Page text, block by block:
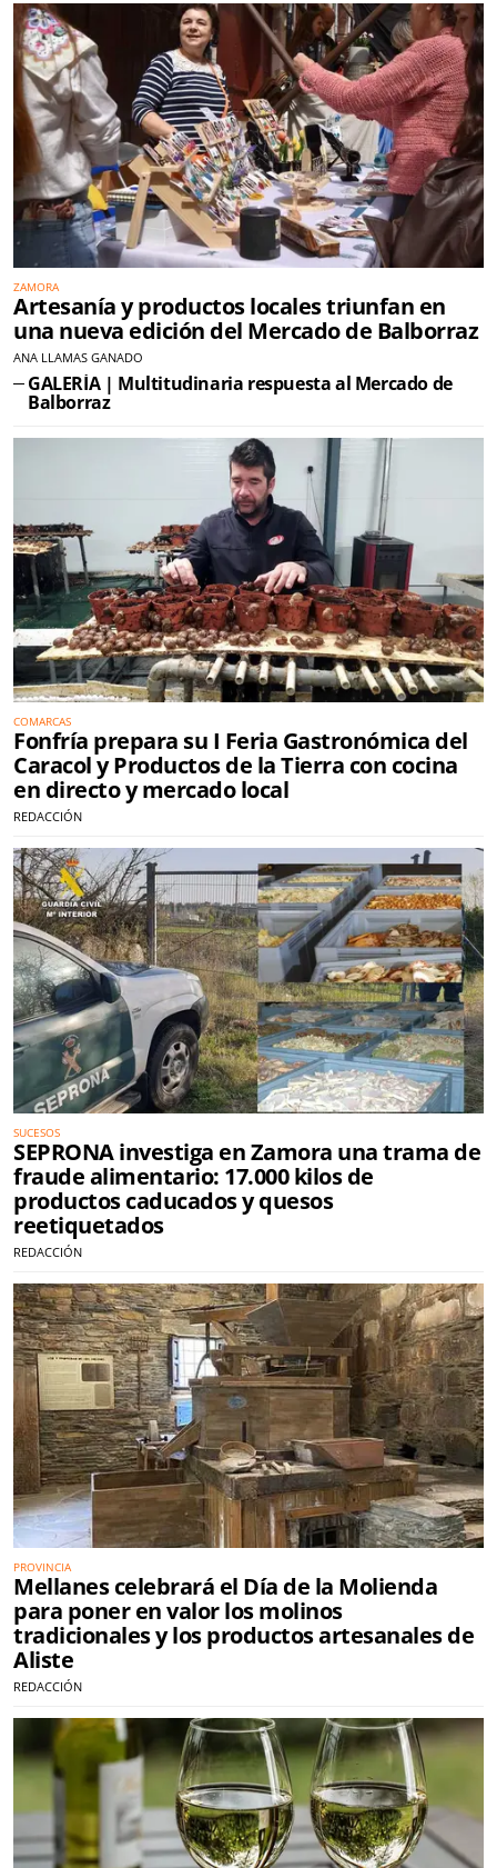
ZAMORA
Artesanía y productos locales triunfan en
una nueva edición del Mercado de Balborraz
ANA LLAMAS GANADO
GALERÍA | Multitudinaria respuesta al Mercado de
Balborraz
COMARCAS
Fonfría prepara su I Feria Gastronómica del
Caracol y Productos de la Tierra con cocina
en directo y mercado local
REDACCIÓN
SUCESOS
SEPRONA investiga en Zamora una trama de
fraude alimentario: 17.000 kilos de
productos caducados y quesos
reetiquetados
REDACCIÓN
PROVINCIA
Mellanes celebrará el Día de la Molienda
para poner en valor los molinos
tradicionales y los productos artesanales de
Aliste
REDACCIÓN